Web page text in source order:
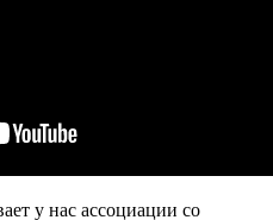
у нас ассоциации со